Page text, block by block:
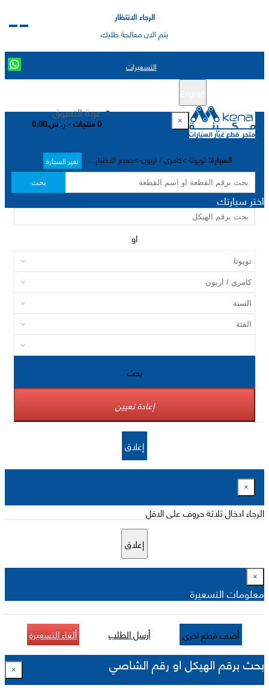
الرجاء الانتظار
يتم الان معالجة طلبك
التسعيرات
عربة التسوق
0 منتجات - ر. س.0.00
السيارة: تويوتا->كامري / اريون->جميع الاختيارات-> تغير السيارة
بحث
×
اختر سيارتك
او
بحث
إعادة تعيين
إغلاق
×
الرجاء ادخال ثلاثة حروف على الاقل
إغلاق
×
معلومات التسعيرة
أضف قطع اخرى أرسل الطلب ألغاء التسعيرة
بحث برقم الهيكل او رقم الشاصي ×